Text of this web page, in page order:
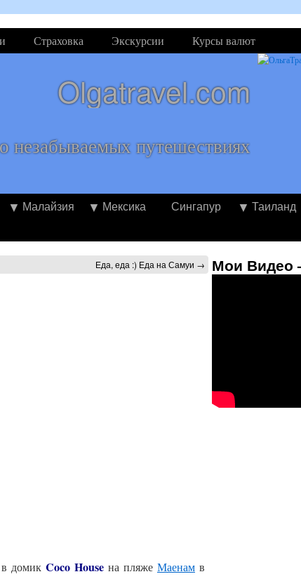
Страховка Экскурсии Курсы валют
Olgatravel.com
незабываемых путешествиях
Малайзия Мексика Сингапур Таиланд
Еда, еда :) Еда на Самуи →
домик Coco Houseна пляже Маенамв
Мои Видео